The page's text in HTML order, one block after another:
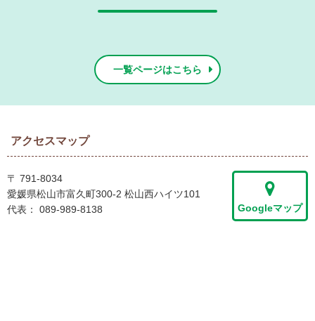
一覧ページはこちら
アクセスマップ
〒 791-8034
愛媛県松山市富久町300-2 松山西ハイツ101
代表： 089-989-8138 Googleマップ